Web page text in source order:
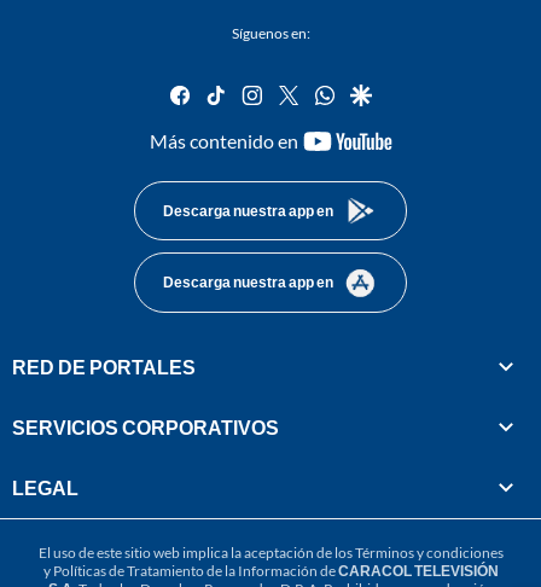
Síguenos en:
facebook
tiktok instagram
twitterwhatsapp
google
Más contenido en
youtube-
Descarga nuestra app en
Descarga nuestra app en
RED DE PORTALES
SERVICIOS CORPORATIVOS
LEGAL
El uso de este sitio web implica la aceptación de losTérminos y condiciones
y Políticas de Tratamiento de la Información deCARACOL TELEVISIÓN